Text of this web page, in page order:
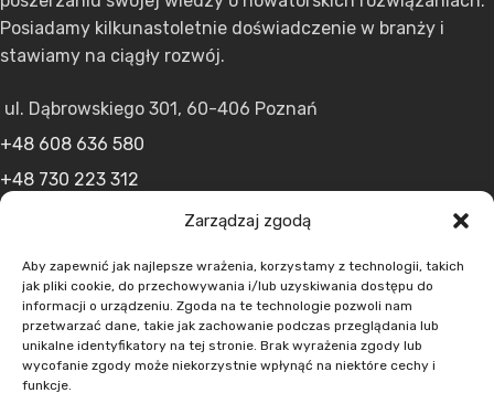
Zarządzaj zgodą
Aby zapewnić jak najlepsze wrażenia, korzystamy z technologii, takich
jak pliki cookie, do przechowywania i/lub uzyskiwania dostępu do
informacji o urządzeniu. Zgoda na te technologie pozwoli nam
przetwarzać dane, takie jak zachowanie podczas przeglądania lub
unikalne identyfikatory na tej stronie. Brak wyrażenia zgody lub
wycofanie zgody może niekorzystnie wpłynąć na niektóre cechy i
funkcje.
Posiadamy kilkunastoletnie doświadczenie w branży i
stawiamy na ciągły rozwój.
ul. Dąbrowskiego 301, 60-406 Poznań
+48 608 636 580
+48 730 223 312
MENU